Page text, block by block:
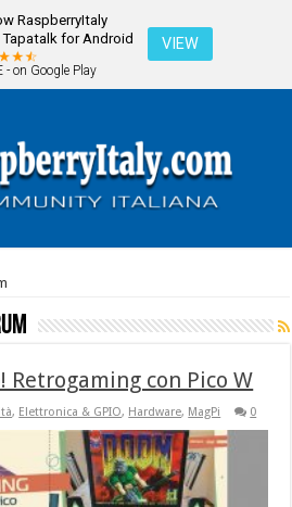
RaspberryItaly
for Android
- on Google Play
VIEW
con Pico W
, Elettronica & GPIO, Hardware, MagPi 0